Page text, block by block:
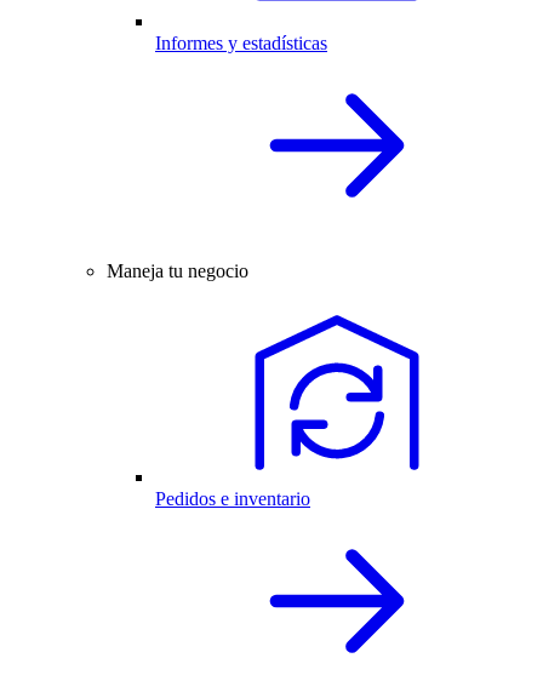
Informes y estadísticas
Maneja tu negocio
Pedidos e inventario